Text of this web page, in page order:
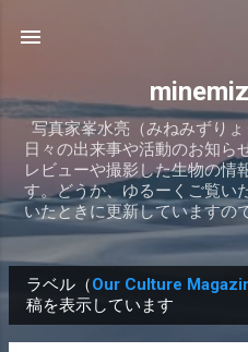
写真家峯水亮（みねみずり
日々の出来事や活動のお知ら
レビューや撮影した生物の情
す。どうか、ゆるーくご覧い
いたときに更新していますの
投
稿
ラベル（Our Culture
稿を表示しています